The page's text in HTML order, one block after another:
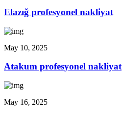
Elazığ profesyonel nakliyat
May 10, 2025
Atakum profesyonel nakliyat
May 16, 2025